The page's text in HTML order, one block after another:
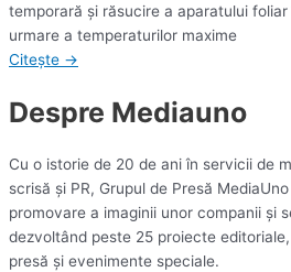
temporară şi răsucire a aparatului
urmare a temperaturilor maxime
Citește →
Despre Mediauno
Cu o istorie de 20 de ani în servicii de
scrisă și PR, Grupul de Presă
promovare a imaginii unor companii și
dezvoltând peste 25 proiecte
presă și evenimente speciale.